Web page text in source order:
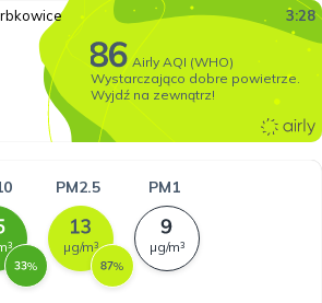
3:28
Airly AQI (WHO)
Wystarczająco dobre powietrze.
Wyjdź na zewnątrz!
%
PM2.5
µg/m³
%
PM1
µg/m³